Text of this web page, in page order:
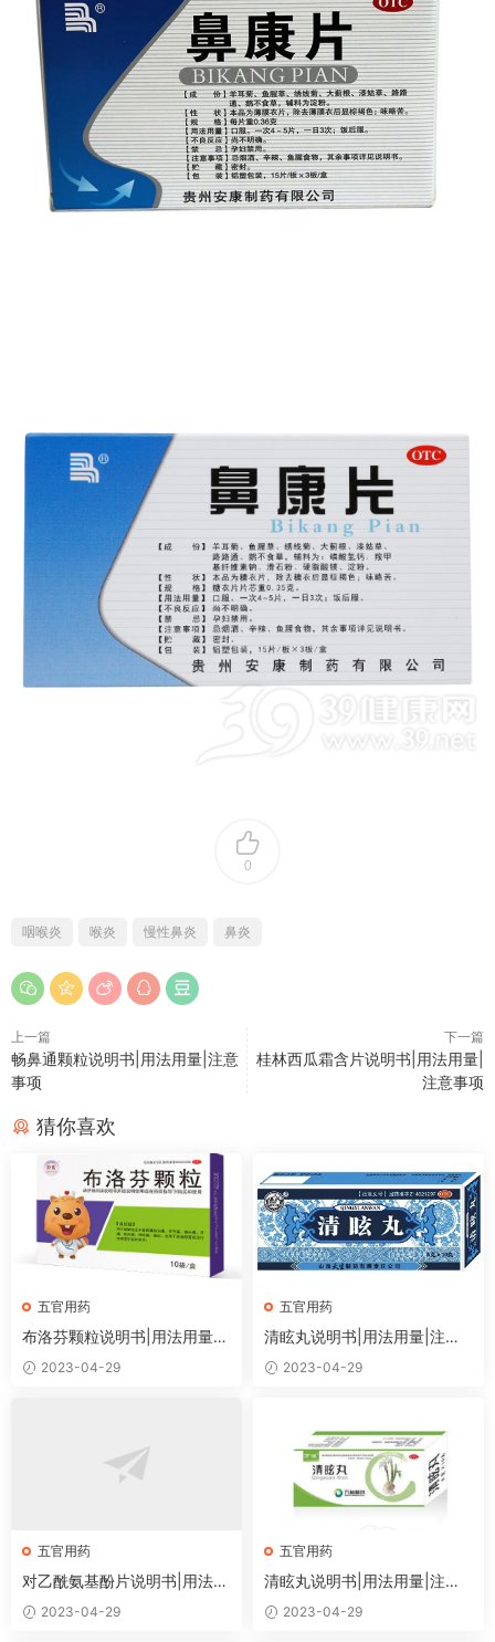
0
咽喉炎 喉炎 慢性鼻炎 鼻炎
上一篇
畅鼻通颗粒说明书|用法用量|注意
事项
下一篇
桂林西瓜霜含片说明书|用法用量|
注意事项
猜你喜欢
五官用药
布洛芬颗粒说明书|用法用量|
注意事项
2023-04-29
五官用药
清眩丸说明书|用法用量|注意
事项2023-04-29
五官用药
对乙酰氨基酚片说明书|用法用
量|注意事项
2023-04-29
五官用药
清眩丸说明书|用法用量|注意
事项2023-04-29